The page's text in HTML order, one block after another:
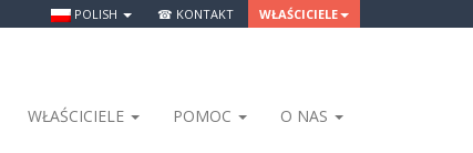
POLISH ☎ KONTAKT WŁAŚCICIELE
WŁAŚCICIELE POMOC O NAS